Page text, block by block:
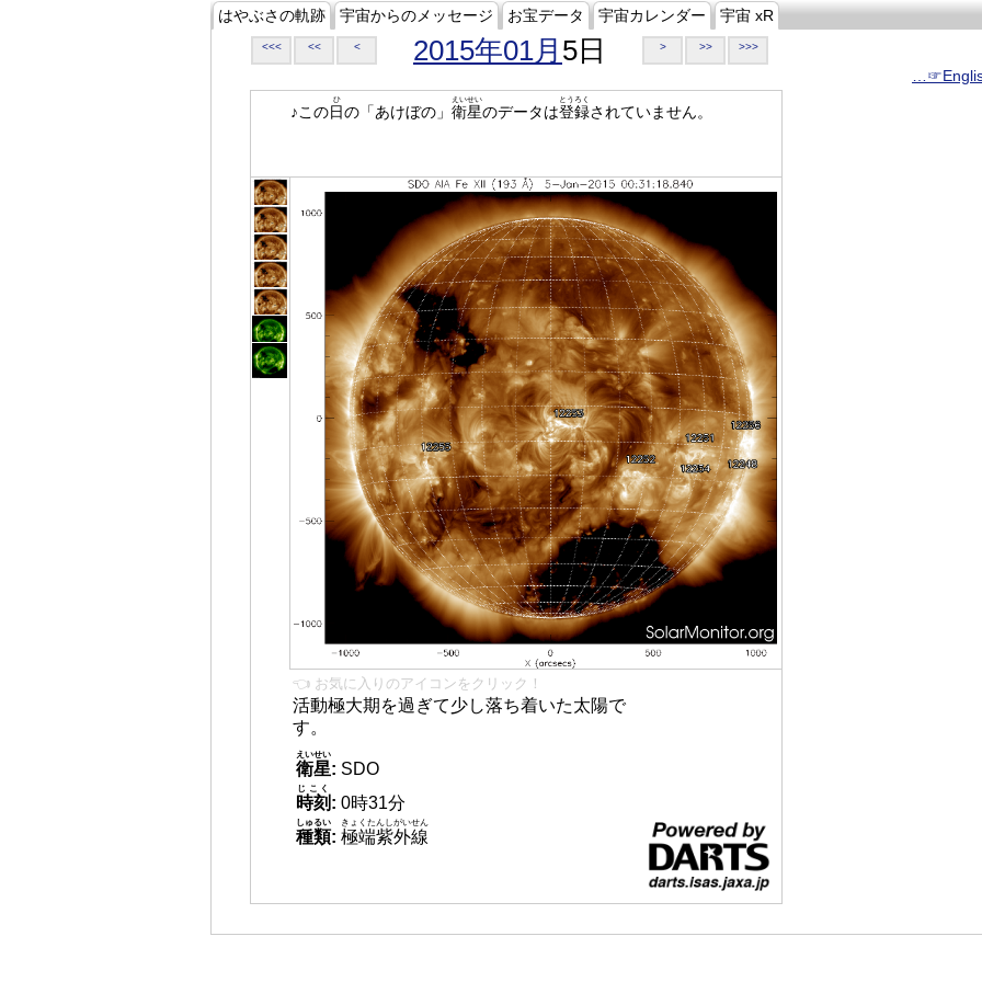
はやぶさの軌跡 宇宙からのメッセージ お宝データ 宇宙カレンダー 宇宙 xR
<<< << < 2015年01月 5日 > >> >>>
♪この日
ひ
の「あけぼの」 衛星
えいせい
のデータは登録
とうろく
されていません。
👈 お気に入りのアイコンをクリック！
活動極大期を過ぎて少し落ち着いた太陽で
す。
衛星
えいせい
: SDO
時刻
じこく
: 0時31分
種類
しゅるい
: 極端紫外線
きょくたんしがいせん